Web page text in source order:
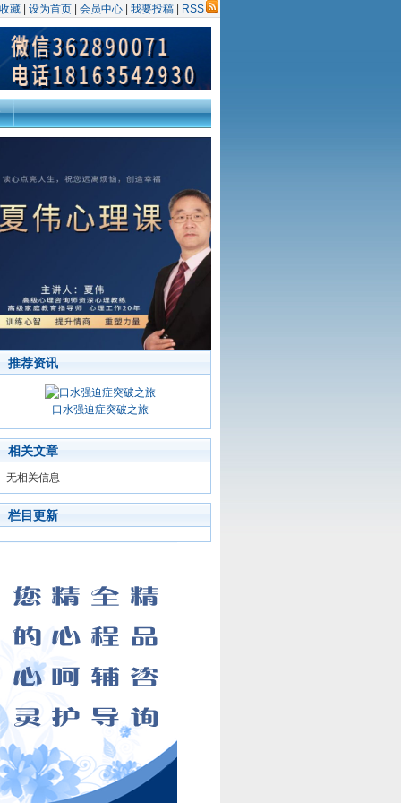
藏 设为首页 会员中心 我要投稿 RSS
推荐资讯
口水强迫症突破之旅
相关文章
无相关信息
栏目更新